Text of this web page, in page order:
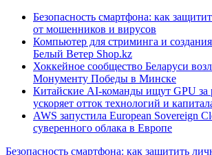
Безопасность смартфона: как
от мошенников и вирусов
Компьютер для стриминга и
Белый Ветер Shop.kz
Хоккейное сообщество Беларуси
Монументу Победы в Минске
Китайские AI-команды ищут GPU
ускоряет отток технологий и
AWS запустила European Sovereign
суверенного облака в Европе
Безопасность смартфона: как защитить